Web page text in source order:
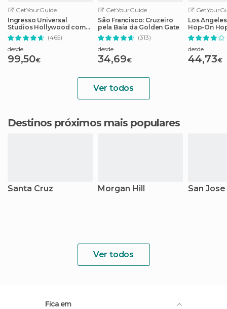
GetYourGuide
Ingresso Universal
Studios Hollywood com
Cancelamento Fácil
(465)
desde
99,50€
GetYourGuide
São Francisco: Cruzeiro
pela Baía da Golden Gate
(313)
desde
34,69€
Los
Hop-On
guia de
desde
44,73€
Ver todos
Destinos próximos mais populares
Santa Cruz Morgan Hill San Jose
Ver todos
Fica em